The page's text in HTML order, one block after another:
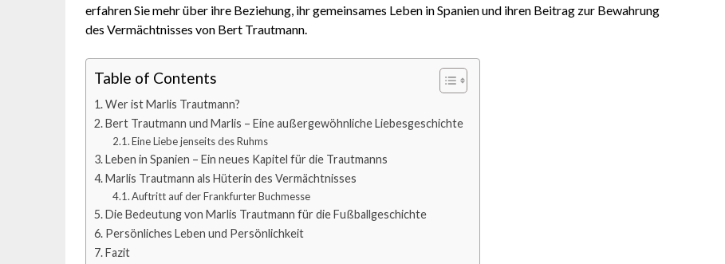
erfahren Sie mehr über ihre Beziehung, ihr gemeinsames Leben in Spanien und ihren Beitrag zur Bewahrung
des Vermächtnisses von Bert Trautmann.
Table of Contents
Wer ist Marlis Trautmann?
Bert Trautmann und Marlis – Eine außergewöhnliche Liebesgeschichte
Eine Liebe jenseits des Ruhms
Leben in Spanien – Ein neues Kapitel für die Trautmanns
Marlis Trautmann als Hüterin des Vermächtnisses
Auftritt auf der Frankfurter Buchmesse
Die Bedeutung von Marlis Trautmann für die Fußballgeschichte
Persönliches Leben und Persönlichkeit
Fazit